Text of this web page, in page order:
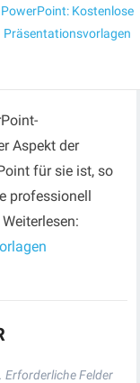
PowerPoint: Kostenlose
Präsentationsvorlagen
Aspekt der
für sie ist, so
professionell
Erforderliche Felder